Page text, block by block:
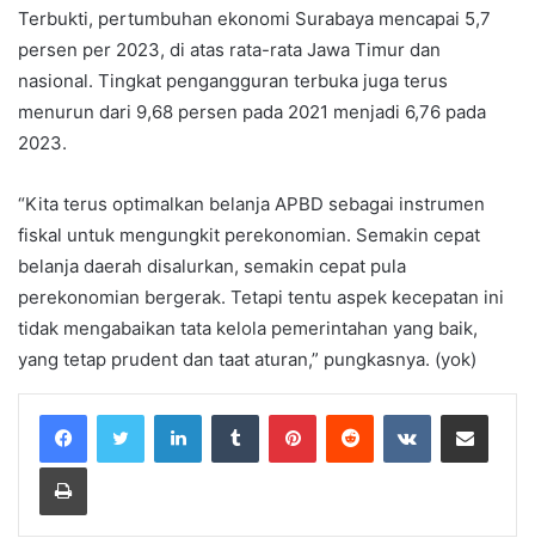
Terbukti, pertumbuhan ekonomi Surabaya mencapai 5,7
persen per 2023, di atas rata-rata Jawa Timur dan
nasional. Tingkat pengangguran terbuka juga terus
menurun dari 9,68 persen pada 2021 menjadi 6,76 pada
2023.
“Kita terus optimalkan belanja APBD sebagai instrumen
fiskal untuk mengungkit perekonomian. Semakin cepat
belanja daerah disalurkan, semakin cepat pula
perekonomian bergerak. Tetapi tentu aspek kecepatan ini
tidak mengabaikan tata kelola pemerintahan yang baik,
yang tetap prudent dan taat aturan,” pungkasnya. (yok)
LinkedInTumblr PinterestReddit VKontakteShare via Email
Print